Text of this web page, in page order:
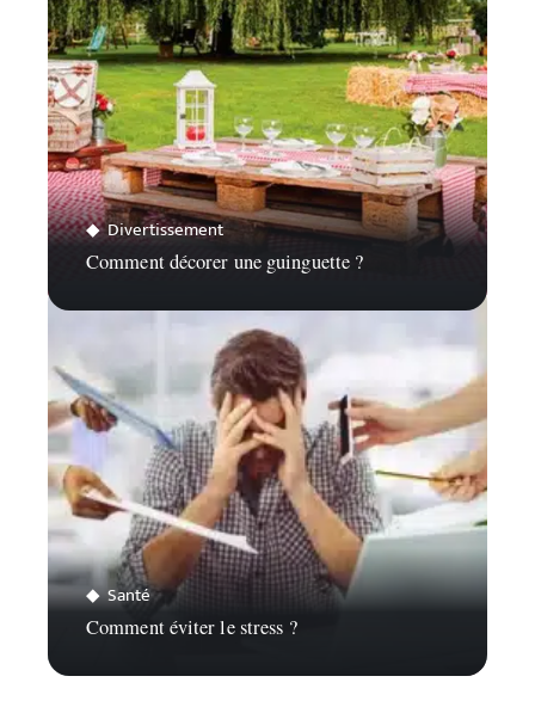
Divertissement
Comment décorer une guinguette ?
Santé
Comment éviter le stress ?